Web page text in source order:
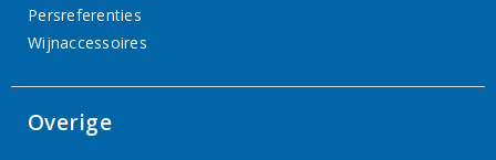
Persreferenties
Wijnaccessoires
Overige